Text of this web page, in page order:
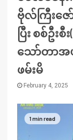
ဗိုလ်ကြီးဇေ
ပြီး စစ်ဦ
သော်တာအပ
ဖမ်းမိ
February 4, 2025
1 min read